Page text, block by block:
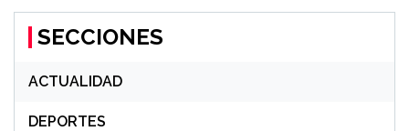
SECCIONES
ACTUALIDAD
DEPORTES